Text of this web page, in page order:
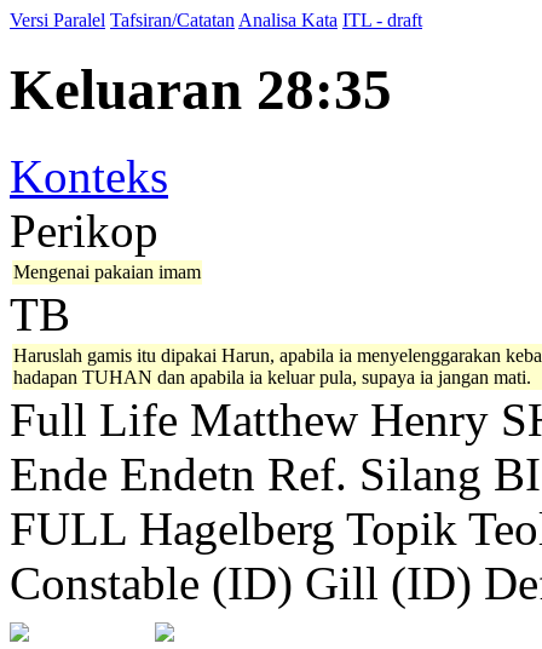
Versi Paralel Tafsiran/Catatan Analisa Kata ITL - draft
Keluaran 28:35
Konteks
Perikop
Mengenai pakaian imam
TB
Haruslah gamis itu dipakai Harun, apabila ia menyelenggarakan
hadapan TUHAN dan apabila ia keluar pula, supaya ia jangan mati.
Full Life Matthew Henry
Ende Endetn Ref. Silang
FULL Hagelberg Topik
Constable (ID) Gill (ID)